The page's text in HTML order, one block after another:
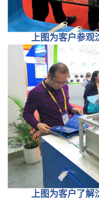
上图为客户参
上图为客户了解